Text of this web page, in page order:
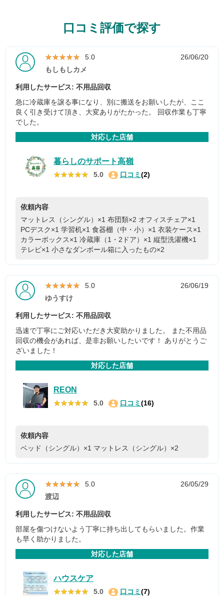
口コミ評価で探す
★★★★★
★★★★★ 5.0
26/06/20
もしもしカメ
利用したサービス: 不用品回収
急に冷蔵庫を譲る事になり、別に搬送をお願いしたが、ここ
良く引き受けて頂き、大変ありがたかった。 回収作業も丁寧
でした。
対応した店舗
暮らしのサポート高嶺
★★★★★
★★★★★ 5.0 口コミ (2)
依頼内容
マットレス（シングル）×1 布団類×2 オフィスチェア×1
PCデスク×1 学習机×1 食器棚（中・小）×1 衣装ケース×1
カラーボックス×1 冷蔵庫（1・2ドア）×1 縦型洗濯機×1
テレビ×1 小さなダンボール箱に入ったもの×2
★★★★★
★★★★★ 5.0
26/06/19
ゆうすけ
利用したサービス: 不用品回収
迅速で丁寧にご対応いただき大変助かりました。 また不用品
回収の機会があれば、是非お願いしたいです！ ありがとうご
ざいました！
対応した店舗
REON
★★★★★
★★★★★ 5.0 口コミ (16)
依頼内容
ベッド（シングル）×1 マットレス（シングル）×2
★★★★★
★★★★★ 5.0
26/05/29
渡辺
利用したサービス: 不用品回収
部屋を傷つけないよう丁寧に持ち出してもらいました。作業
も早く助かりました。
対応した店舗
ハウスケア
★★★★★
★★★★★ 5.0 口コミ (7)